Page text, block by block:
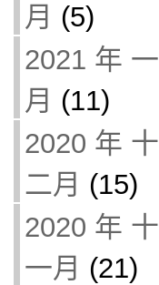
月 (5)
2021 年 一
月 (11)
2020 年 十
二月 (15)
2020 年 十
一月 (21)